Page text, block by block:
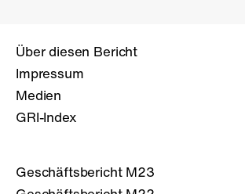
Über diesen Bericht
Impressum
Medien
GRI-Index
Geschäftsbericht M23